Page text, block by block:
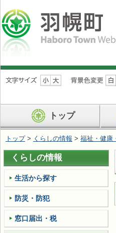
ナ
ビ
ン
を
ば
す
トップ
トップ> くらしの情報 > 福祉・健康
くらしの情報
生活から探す
防災・防犯
窓口届出・税